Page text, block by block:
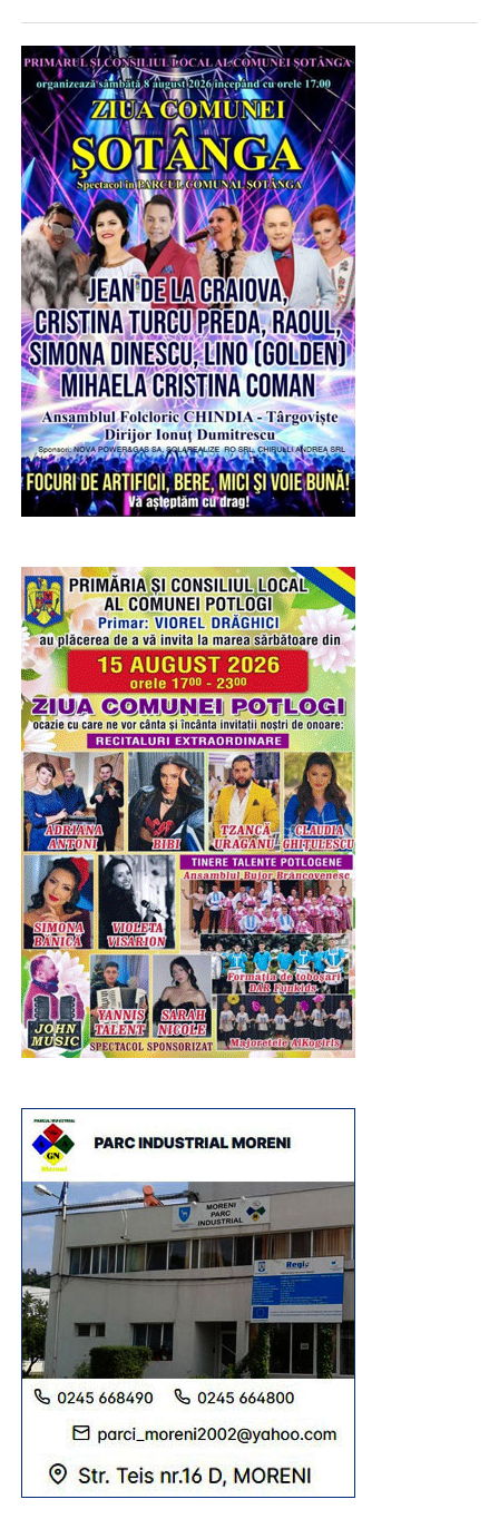
Rugăm utilizatorii să achite rovinieta doar de pe
portalul oficial al CNAIR, disponibil la adresa
www.erovinieta.ro sau la distribuitorii autorizați, ale
căror puncte de distribuție/portaluri web autorizate se
regăsesc pe site-ul oficial al CNAIR la adresa
http://www.cnadnr.ro/ro/puncte-de-distributie”, se
precizează într-un comunicat de presă transmis de
CNAIR.
Urmărește Incomod Media și pe Google News
va limita la imagine, nu la o discuție reală despre
problemele și viitorul uzinelor. Dincolo de declarațiile,
fotografiile și filmările care vor inunda rețelele sociale
cu această „faimoasă” vizită, întrebarea este simplă:
cu ce rezultate concrete vine pentru Uzina Mecanică
Mija, Uzina Automecanică Moreni și Uzina de Produse
Speciale Dragomirești”, precizează reprezentanții PSD
Dâmbovița.
Consideră social democrații din Dâmbovița că Irinel
Darău ar trebui să le răspundă angajaților care își
desfășoară activitatea în cadrul unităților din industria de
apărare la câteva întrebări esențiale:
– Câte contracte finanțate prin Programul SAFE vor
ajunge la cele trei uzine?
– Ce sumă va fi investită efectiv în dezvoltarea lor?
– De ce marile contracte ajung la companii străine sau în
alte județe, în timp ce industria de apărare dâmbovițeană
„Realitatea trebuie spusă fără ocolișuri, de când USR
conduce Ministerul Economiei, industria de apărare
din Dâmbovița a rămas fără comenzi. La fel de clar
trebuie spus și că din împrumutul SAFE, care va fi
rambursat timp de până la 45 de ani inclusiv din banii
dâmbovițenilor, județul Dâmbovița nu primește nimic,
nicio comandă, nicio investiție și nicio producție.
Datoria rămâne la dâmbovițeni, contractele pleacă în
altă parte, iar ministrul vine în județ doar pentru
fotografii. Totul, „mulțumită” USR și Guvernului
interimar.
RECLAMA
proiect matur, pregătit pentru finanțare, care ar fi adus
tehnologie și producție în județ. Guvernul interimar l-a
abandonat, iar un contract de miliarde de euro a fost
acordat unei companii străine.
Momentul ales pentru vizită lasă doar două explicații,
fie ministrul vine când oamenii sunt acasă pentru că
nu are ce să le spună, fie nu știe că liniile de producție
sunt oprite, deși ministerul a fost înștiințat.
Domnule ministru, de ce nu veniți atunci când toate
liniile de producție funcționează și toți angajații sunt la
muncă, pentru a-i privi în ochi, a-i asculta și a le
explica de ce uzinele lor au rămas fără investiții și
contracte?